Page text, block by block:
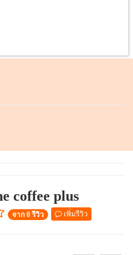
coffee​ ​plus
จาก 0 รีวิว เพิ่มรีวิว